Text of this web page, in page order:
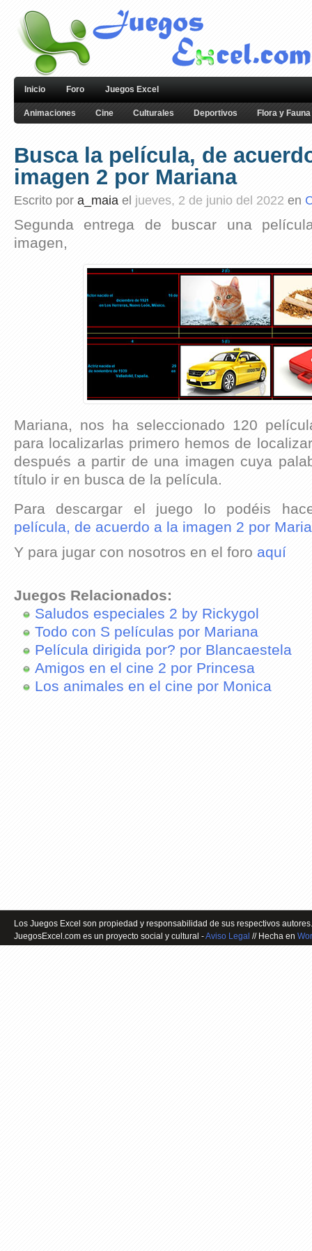
Inicio Foro Juegos Excel
Animaciones Cine Culturales Deportivos Flora y Fauna
Busca la película, de
imagen 2 por Mariana
Escrito por a_maia el jueves, 2 de junio del 2022 en
Segunda entrega de buscar una
imagen,
Mariana, nos ha seleccionado 120
para localizarlas primero hemos de
después a partir de una imagen cuya
título ir en busca de la película.
Para descargar el juego lo podéis
película, de acuerdo a la imagen 2 por
Y para jugar con nosotros en el foro aquí
Juegos Relacionados:
Saludos especiales 2 by Rickygol
Todo con S películas por Mariana
Película dirigida por? por Blancaestela
Amigos en el cine 2 por Princesa
Los animales en el cine por Monica
Los Juegos Excel son propiedad y responsabilidad de sus respectivos
JuegosExcel.com es un proyecto social y cultural -Aviso Legal // Hecha en